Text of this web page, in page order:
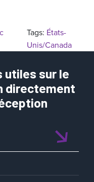
Tags: États-
Unis/Canada
utiles sur le
directement